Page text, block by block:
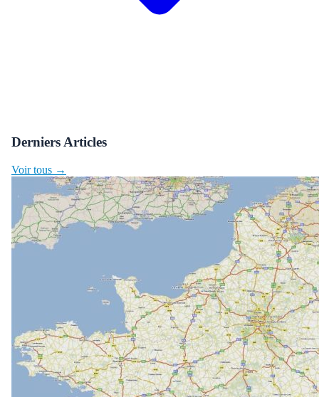
Derniers Articles
Voir tous →